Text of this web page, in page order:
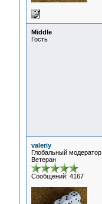
Middle
Гость
valeriy
Глобальный модератор
Ветеран
Сообщений: 4167